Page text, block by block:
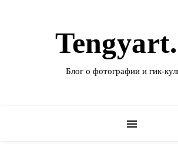
Блог о фотографии и гик-